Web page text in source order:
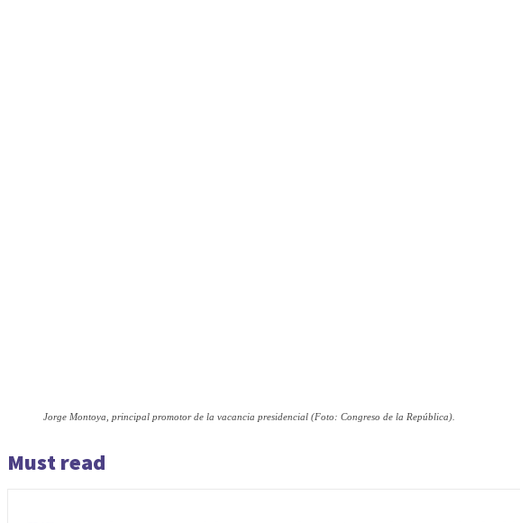
Jorge Montoya, principal promotor de la vacancia presidencial (Foto: Congreso de la República).
Must read